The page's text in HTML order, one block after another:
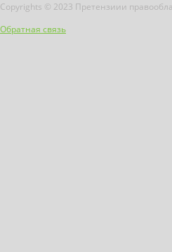
Copyrights © 2023 Претензиии
Обратная связь